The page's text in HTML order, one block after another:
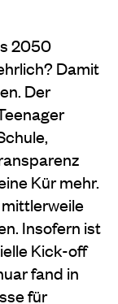
2050
Damit
Der
Kür mehr.
Insofern ist
Kick-off
fand in
für